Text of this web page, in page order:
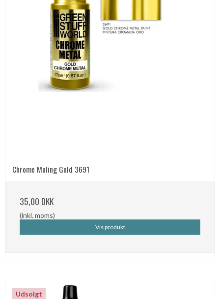
Chrome Maling Gold 3691
35,00 DKK
(inkl. moms)
Vis produkt
Udsolgt